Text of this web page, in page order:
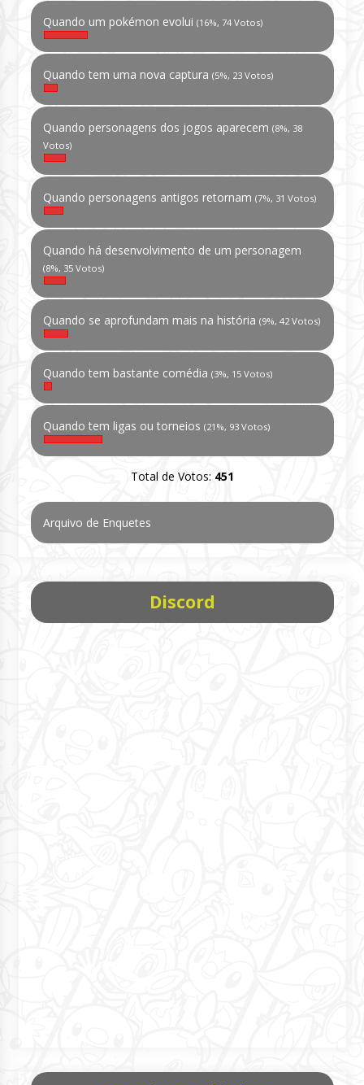
Quando um pokémon evolui (16%, 74 Votos)
Quando tem uma nova captura (5%, 23 Votos)
Quando personagens dos jogos aparecem (8%, 38
Votos)
Quando personagens antigos retornam (7%, 31 Votos)
Quando há desenvolvimento de um personagem
(8%, 35 Votos)
Quando se aprofundam mais na história (9%, 42 Votos)
Quando tem bastante comédia (3%, 15 Votos)
Quando tem ligas ou torneios (21%, 93 Votos)
Total de Votos: 451
Arquivo de Enquetes
Discord